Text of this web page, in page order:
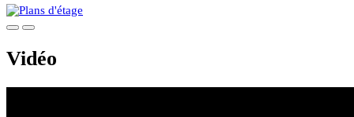
Vidéo